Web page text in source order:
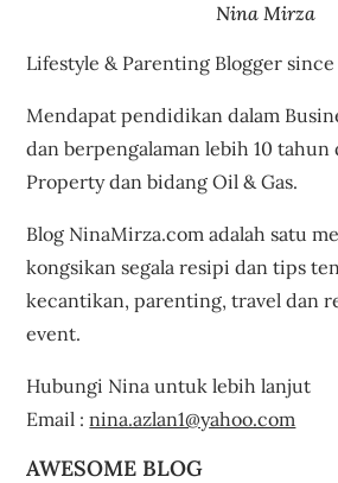
Nina Mirza
Lifestyle & Parenting Blogger since
Mendapat pendidikan dalam
dan berpengalaman lebih 10 tahun
Property dan bidang Oil & Gas.
Blog NinaMirza.com adalah satu
kongsikan segala resipi dan tips
kecantikan, parenting, travel dan
event.
Hubungi Nina untuk lebih lanjut
Email :nina.azlan1@yahoo.com
AWESOME BLOG